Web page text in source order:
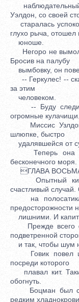
наблюдательный
Уэлдон, со своей
старалась
глухо рыча, отошел
юноше.
Негоро не
Бросив на палубу
вымбовку, он
-- Геркулес! --
за этим
человеком.
-- Буду
огромные кулачищи.
Миссис Узлдон
шлюпке, быстро
удалявшейся от
Теперь она
бесконечного моря.
ГЛАВА
Опытный
счастливый случай.
на полосатика
предосторожности
лишними. И
Прежде всего он
подветренной
и так, чтобы шум
Говик повел
посреди которого
плавал кит.
обогнуть.
Боцман был
редким